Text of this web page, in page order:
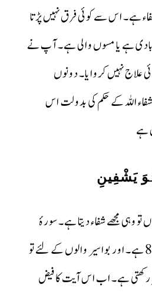
ہے۔ اس سے کوئی فرق نہیں پڑتا
ہے یا مسوں والی ہے۔ آپ نے
علاج نہیں کروایا۔ دونوں
اللہ کے حکم کی بدولت اس
یَشْفِینِ
الشعراء کی یہ آیت نمبر 80 ہے۔ اور بواسیر والوں کے لئے تو
رکھتی ہے۔ اب اس آیت کا فیض